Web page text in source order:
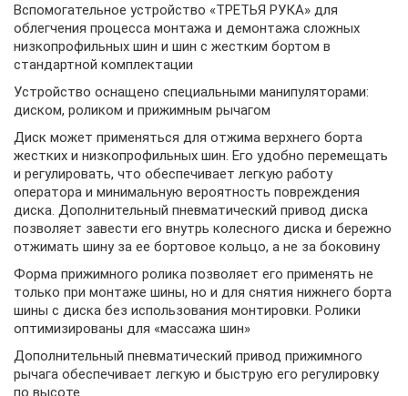
Вспомогательное устройство «ТРЕТЬЯ РУКА» для
облегчения процесса монтажа и демонтажа сложных
низкопрофильных шин и шин с жестким бортом в
стандартной комплектации
Устройство оснащено специальными манипуляторами:
диском, роликом и прижимным рычагом
Диск может применяться для отжима верхнего борта
жестких и низкопрофильных шин. Его удобно перемещать
и регулировать, что обеспечивает легкую работу
оператора и минимальную вероятность повреждения
диска. Дополнительный пневматический привод диска
позволяет завести его внутрь колесного диска и бережно
отжимать шину за ее бортовое кольцо, а не за боковину
Форма прижимного ролика позволяет его применять не
только при монтаже шины, но и для снятия нижнего борта
шины с диска без использования монтировки. Ролики
оптимизированы для «массажа шин»
Дополнительный пневматический привод прижимного
рычага обеспечивает легкую и быструю его регулировку
по высоте